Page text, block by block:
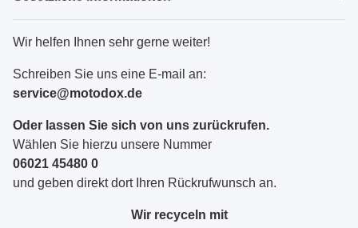
Wir helfen Ihnen sehr gerne weiter!
Schreiben Sie uns eine E-mail an:
service@motodox.de
Oder lassen Sie sich von uns zurückrufen.
Wählen Sie hierzu unsere Nummer
06021 45480 0
und geben direkt dort Ihren Rückrufwunsch an.
Wir recyceln mit